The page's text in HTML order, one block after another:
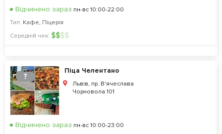
Відчинено зараз пн-вс 10:00-22:00
Тип: Кафе, Піцерія
Середній чек: $$$$
?
Піца Челентано
Львів, пр. В'ячеслава
Чорновола 101
Відчинено зараз пн-вс 10:00-23:00